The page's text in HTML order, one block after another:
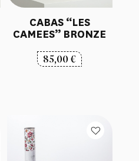
CABAS “LES
CAMEES” BRONZE
85,00€